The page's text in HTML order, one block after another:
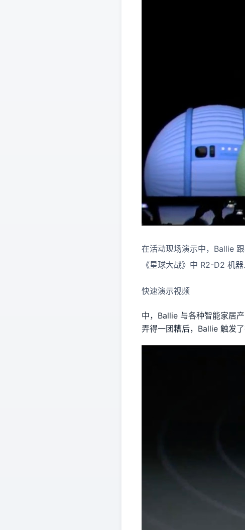
在活动现场演示中，Ballie
《星球大战》中 R2-D2 机
快速演示视频
中，Ballie 与各种智能家居
弄得一团糟后，Ballie 触发了